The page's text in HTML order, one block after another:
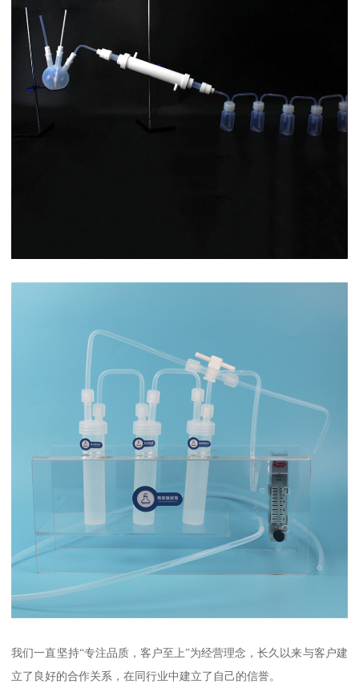
我们一直坚持“专注品质，客户至上”为经营理念，长久以来与客户建
立了良好的合作关系，在同行业中建立了自己的信誉。